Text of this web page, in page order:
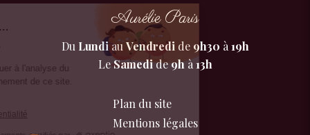
Aurélie Paris
Du LundiauVendredi de 9h30 à 19h
Le Samedide9hà 13h
Plan du site
Mentions légales
c'est nous...
Cookies
est de contribuer à l'analyse du
au bon fonctionnement de ce site.
de confidentialité